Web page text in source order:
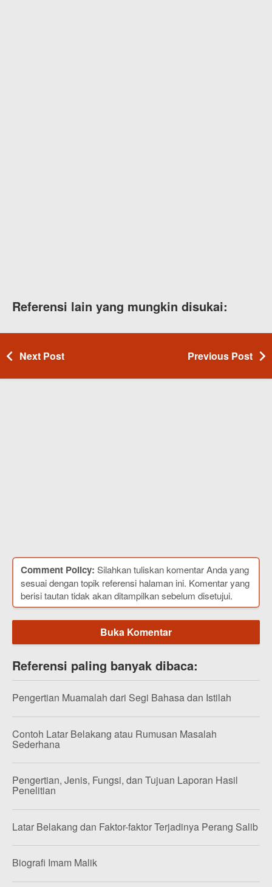
Referensi lain yang mungkin disukai:
Next Post Previous Post
Comment Policy: Silahkan tuliskan komentar Anda yang
sesuai dengan topik referensi halaman ini. Komentar yang
berisi tautan tidak akan ditampilkan sebelum disetujui.
Buka Komentar
Referensi paling banyak dibaca:
Pengertian Muamalah dari Segi Bahasa dan Istilah
Contoh Latar Belakang atau Rumusan Masalah
Sederhana
Pengertian, Jenis, Fungsi, dan Tujuan Laporan Hasil
Penelitian
Latar Belakang dan Faktor-faktor Terjadinya Perang Salib
Biografi Imam Malik